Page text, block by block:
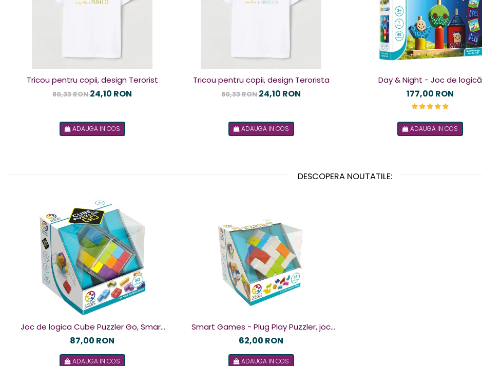
Tricou pentru copii, design Terorist
80,33 RON24,10 RON
ADAUGA IN COS
Tricou pentru copii, design Terorista
80,33 RON24,10 RON
ADAUGA IN COS
Day & Night - Joc de logică
177,00 RON
ADAUGA IN COS
DESCOPERA NOUTATILE:
Joc de logica Cube Puzzler Go, Smart
Games, +8 ani, lb romana
87,00 RON
ADAUGA IN COS
Smart Games - Plug Play Puzzler, joc
de logica cu 48 de provocari, 6+ ani, lb
62,00 RON
ADAUGA IN COS